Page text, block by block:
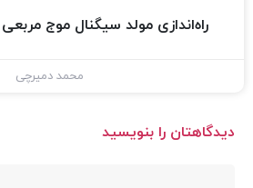
راه‌اندازی مولد سیگنال موج مربعی SI5351 با آردوینو
محمد دمیرچی
دیدگاهتان را بنویسید